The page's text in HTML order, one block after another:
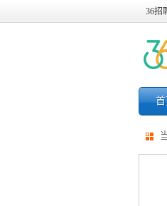
36招
首